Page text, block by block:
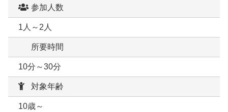
参加人数
1人～2人
所要時間
10分～30分
対象年齢
10歳～